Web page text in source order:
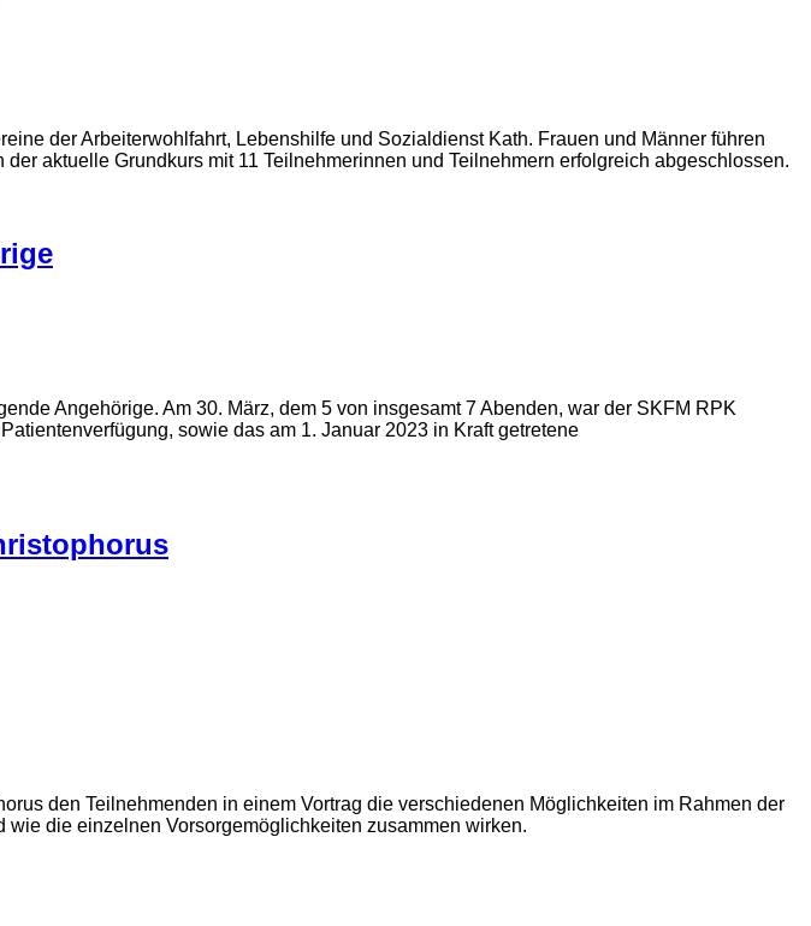
der Arbeiterwohlfahrt, Lebenshilfe und Sozialdienst Kath. Frauen und Männer führen
aktuelle Grundkurs mit 11 Teilnehmerinnen und Teilnehmern erfolgreich abgeschlossen.
Angehörige. Am 30. März, dem 5 von insgesamt 7 Abenden, war der SKFM RPK
sowie das am 1. Januar 2023 in Kraft getretene
den Teilnehmenden in einem Vortrag die verschiedenen Möglichkeiten im Rahmen der
die einzelnen Vorsorgemöglichkeiten zusammen wirken.